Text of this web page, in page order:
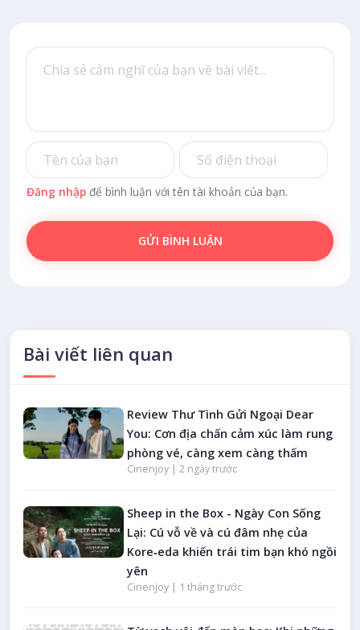
Đăng nhập để bình luận với tên tài khoản của bạn.
GỬI BÌNH LUẬN
Bài viết liên quan
Review Thư Tình Gửi Ngoại Dear
You: Cơn địa chấn cảm xúc làm rung
phòng vé, càng xem càng thấm
Cinenjoy | 2 ngày trước
Sheep in the Box - Ngày Con Sống
Lại: Cú vỗ về và cú đâm nhẹ của
Kore‑eda khiến trái tim bạn khó ngồi
yên
Cinenjoy | 1 tháng trước